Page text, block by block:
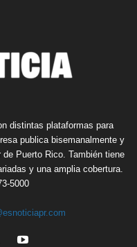
distintas plataformas para
publica bisemanalmente y
Puerto Rico. También tiene
y una amplia cobertura.
5000